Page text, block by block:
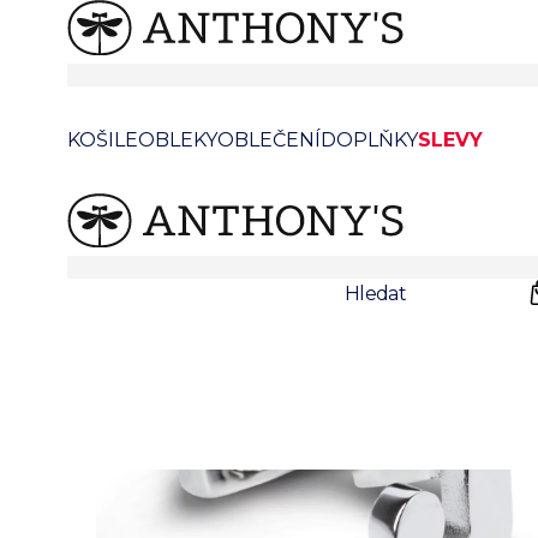
KOŠILEOBLEKYOBLEČENÍDOPLŇKYSLEVY
Hledat